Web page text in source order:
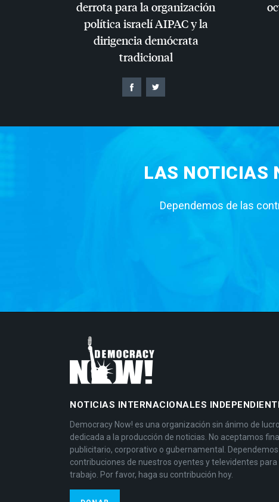
derrota para la organización
política israelíAIPACy la
dirigencia demócrata
tradicional
LAS NOTICIAS
Dependemos de las
NOTICIAS INTERNACIONALES
Democracy Now! es una organización sin ánimo de
dedicada a la producción de noticias. No aceptamos
publicitario, corporativo o gubernamental. Dependemos
contribuciones de nuestros oyentes y televidentes
trabajo. Por favor, haga su contribución hoy.